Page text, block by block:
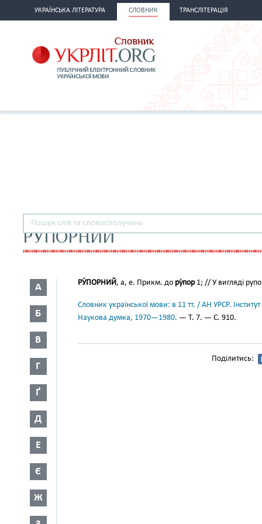
УКРАЇНСЬКА ЛІТЕРАТУРА СЛОВНИК ТРАНСЛІТЕРАЦІЯ
РУПОРНИЙ
А
Б
В
Г
Ґ
Д
Е
Є
Ж
РУ́ПОРНИЙ, а, е. Прикм. до ру́пор1; // У вигляді
Словник української мови: в 11 тт. / АН УРСР.
Наукова думка, 1970—1980. — Т. 7. — С. 910.
Поділитись: